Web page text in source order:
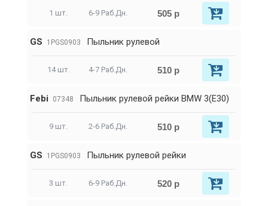
1 шт. 6-9 Раб.Дн. 505 р
GS 1PGS0903 Пыльник рулевой
14 шт. 4-7 Раб.Дн. 510 р
Febi 07348 Пыльник рулевой рейки BMW 3(E30)
9 шт. 2-6 Раб.Дн. 510 р
GS 1PGS0903 Пыльник рулевой рейки
3 шт. 6-9 Раб.Дн. 520 р